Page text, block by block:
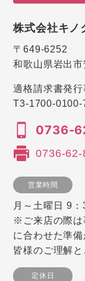
株式会社キノ
〒649-6252
和歌山県岩出
適格請求書発行
T3-1700-0100-
0736-
0736-62-
営業時間
月～土曜日 9
※ご来店の際は
に合わせた準
皆様のご理解と
定休日